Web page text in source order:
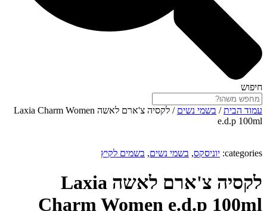
חיפוש
עמוד הבית/ בשמי נשים
/ לקסיה צ'ארם לאשה Laxia Charm Women
e.d.p 100ml
categories: יוניסקס, בשמי נשים, בשמים לקיץ
לקסיה צ'ארם לאשה Laxia
Charm Women e.d.p 100ml